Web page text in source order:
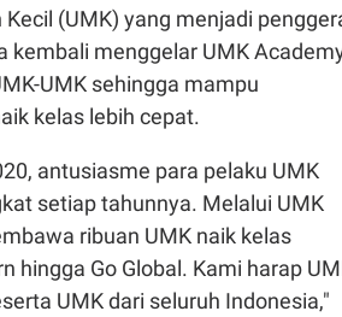
(UMK) yang menjadi
kembali menggelar UMK
UMK sehingga mampu
kelas lebih cepat.
antusiasme para pelaku UMK
setiap tahunnya. Melalui UMK
ribuan UMK naik kelas
hingga Go Global. Kami harap
UMK dari seluruh Indonesia,"